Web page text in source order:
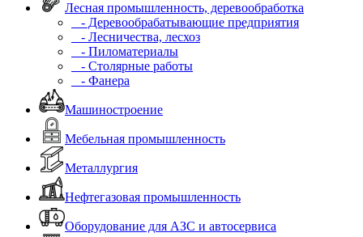
Лесная промышленность, деревообработка
- Деревообрабатывающие предприятия
- Лесничества, лесхоз
- Пиломатериалы
- Столярные работы
- Фанера
Машиностроение
Мебельная промышленность
Металлургия
Нефтегазовая промышленность
Оборудование для АЗС и автосервиса